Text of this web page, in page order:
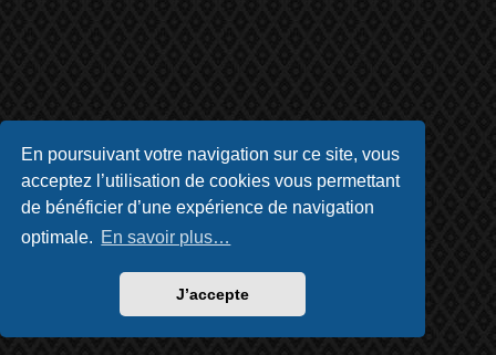
En poursuivant votre navigation sur ce site, vous
acceptez l’utilisation de cookies vous permettant
de bénéficier d’une expérience de navigation
optimale. En savoir plus…
J’accepte